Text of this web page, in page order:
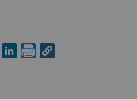
window
a new window
Opens in a new window